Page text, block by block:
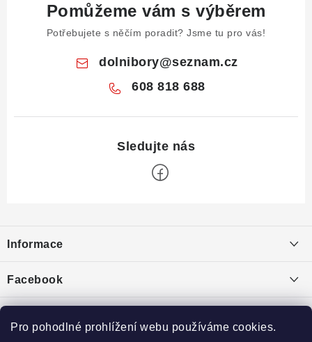
Pro pohodlné prohlížení webu používáme cookies.
Pomůžeme vám s výběrem
Potřebujete s něčím poradit? Jsme tu pro vás!
dolnibory@seznam.cz
608 818 688
p
a
í
Informace
Puncovní značky
Ochrana osobních údajů
Facebook
Toplist